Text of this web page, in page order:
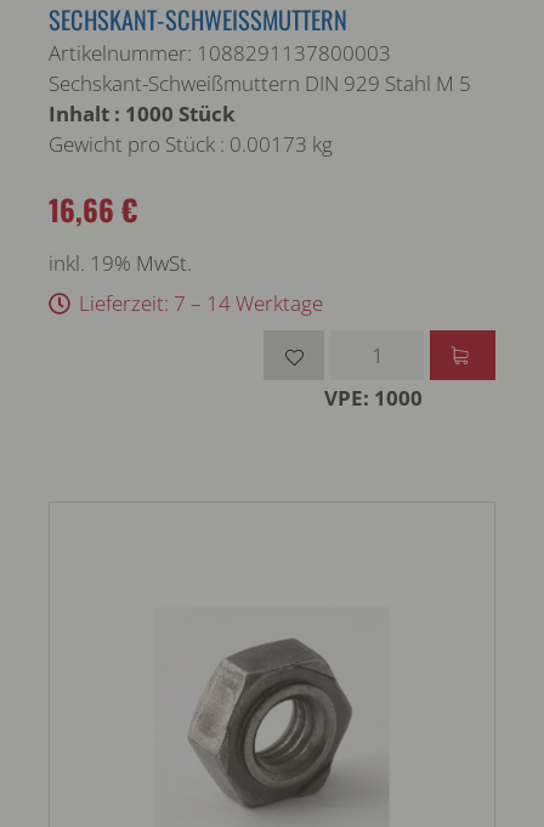
SECHSKANT-SCHWEISSMUTTERN
Artikelnummer: 1088291137800003
Sechskant-Schweißmuttern DIN 929 Stahl M 5
Inhalt : 1000 Stück
Gewicht pro Stück : 0.00173 kg
16,66 €
inkl. 19% MwSt.
Lieferzeit: 7 – 14 Werktage
VPE: 1000